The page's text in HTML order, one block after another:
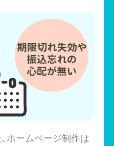
ホームページ制作は